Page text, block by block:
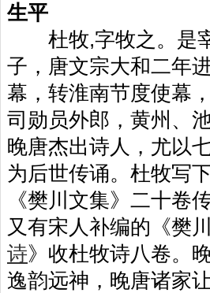
生平
杜牧,字牧之。是宰
子，唐文宗大和二年
幕，转淮南节度使幕
司勋员外郎，黄州、
晚唐杰出诗人，尤以
为后世传诵。杜牧写
《樊川文集》二十卷
又有宋人补编的《樊
诗》收杜牧诗八卷。
逸韵远神，晚唐诸家